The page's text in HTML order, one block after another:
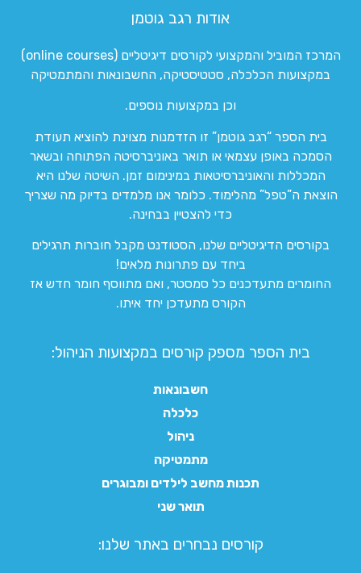
אודות רגב גוטמן
המרכז המוביל והמקצועי לקורסים דיגיטליים (online courses)
במקצועות הכלכלה, סטטיסטיקה, החשבונאות והמתמטיקה
וכן במקצועות נוספים.
בית הספר “רגב גוטמן” זו הזדמנות מצוינת להוציא תעודת
הסמכה באופן עצמאי או תואר באוניברסיטה הפתוחה ובשאר
המכללות והאוניברסיטאות במינימום זמן. השיטה שלנו היא
הוצאת ה”טפל” מהלימוד. כלומר אנו מלמדים בדיוק מה שצריך
כדי להצטיין בבחינה.
בקורסים הדיגיטליים שלנו, הסטודנט מקבל חוברות תרגילים
ביחד עם פתרונות מלאים!
החומרים מתעדכנים כל סמסטר, ואם מתווסף חומר חדש אז
הקורס מתעדכן יחד איתו.
בית הספר מספק קורסים במקצועות הניהול:
חשבונאות
כלכלה
ניהול
מתמטיקה
תכנות מחשב לילדים ומבוגרים
תואר שני
קורסים נבחרים באתר שלנו:​